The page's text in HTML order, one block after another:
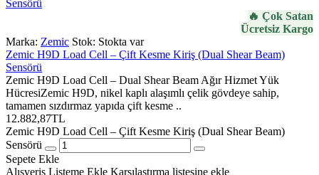
🔥 Çok Satan
Ücretsiz Kargo
Marka: Zemic Stok: Stokta var
Zemic H9D Load Cell – Çift Kesme Kiriş (Dual Shear Beam)
Sensörü
Zemic H9D Load Cell – Dual Shear Beam Ağır Hizmet Yük
HücresiZemic H9D, nikel kaplı alaşımlı çelik gövdeye sahip,
tamamen sızdırmaz yapıda çift kesme ..
12.882,87TL
Zemic H9D Load Cell – Çift Kesme Kiriş (Dual Shear Beam)
Sensörü
Sepete Ekle
Alışveriş Listeme Ekle Karşılaştırma listesine ekle